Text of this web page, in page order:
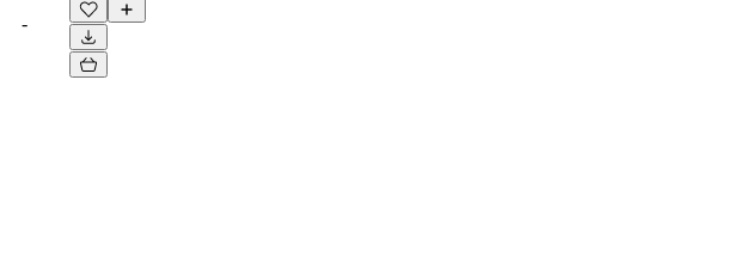
-